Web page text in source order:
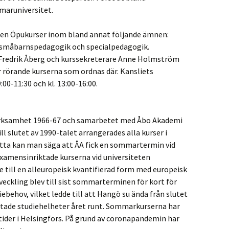
Öpukurser inom bland annat följande ämnen:
och specialpedagogik.
Åberg och kurssekreterare Anne Holmström
kurserna som ordnas där. Kansliets
11:30 och kl. 13:00-16:00.
1966-67 och samarbetet med Åbo Akademi
slutet av 1990-talet arrangerades alla kurser i
kan man säga att ÅA fick en sommartermin vid
kurserna vid universiteten
till en alleuropeisk kvantifierad form med europeisk
blev till sist sommarterminen för kort för
vilket ledde till att Hangö su ända från slutet
studiehelheter året runt. Sommarkurserna har
i Helsingfors. På grund av coronapandemin har